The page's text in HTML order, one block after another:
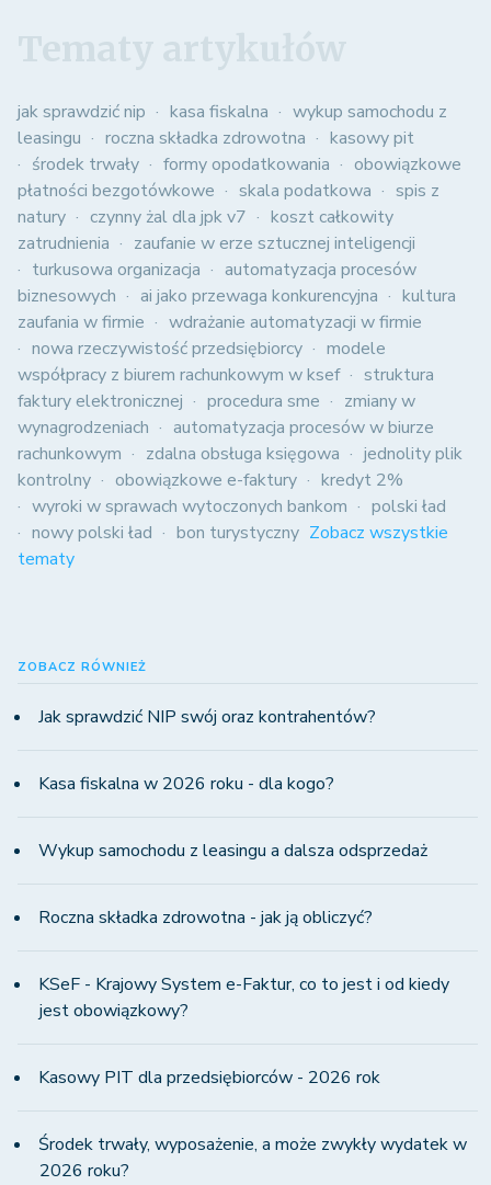
jak sprawdzić nip kasa fiskalna
wykup samochodu z
leasingu
roczna składka zdrowotna
kasowy pit
środek trwały
formy opodatkowania
obowiązkowe
płatności bezgotówkowe
skala podatkowa
spis z
natury
czynny żal dla jpk v7
koszt całkowity
zatrudnienia
zaufanie w erze sztucznej inteligencji
turkusowa organizacja
automatyzacja procesów
biznesowych
ai jako przewaga konkurencyjna
kultura
zaufania w firmie
wdrażanie automatyzacji w firmie
nowa rzeczywistość przedsiębiorcy
modele
współpracy z biurem rachunkowym w ksef
struktura
faktury elektronicznej
procedura sme
zmiany w
wynagrodzeniach
automatyzacja procesów w biurze
rachunkowym
zdalna obsługa księgowa
jednolity plik
kontrolny
obowiązkowe e-faktury
kredyt 2%
wyroki w sprawach wytoczonych bankom
polski ład
nowy polski ład
bon turystyczny Zobacz wszystkie
tematy
ZOBACZ RÓWNIEŻ
Jak sprawdzić NIP swój oraz kontrahentów?
Kasa fiskalna w 2026 roku - dla kogo?
Wykup samochodu z leasingu a dalsza odsprzedaż
Roczna składka zdrowotna - jak ją obliczyć?
KSeF - Krajowy System e-Faktur, co to jest i od kiedy
jest obowiązkowy?
Kasowy PIT dla przedsiębiorców - 2026 rok
Środek trwały, wyposażenie, a może zwykły wydatek w
2026 roku?